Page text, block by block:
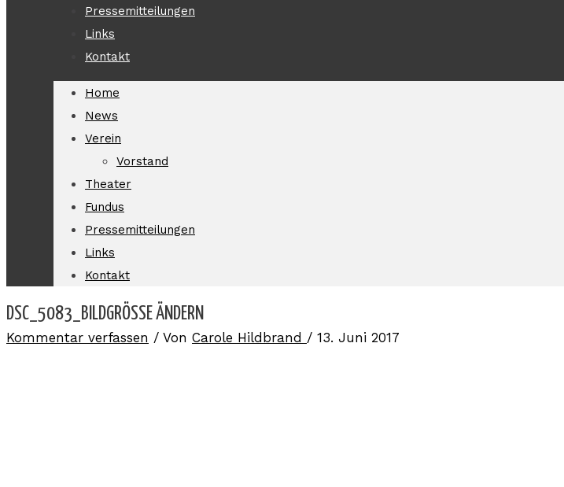
Pressemitteilungen
Links
Kontakt
Home
News
Verein
Vorstand
Theater
Fundus
Pressemitteilungen
Links
Kontakt
DSC_5083_BILDGRÖSSE ÄNDERN
Kommentar verfassen / Von Carole Hildbrand / 13. Juni 2017